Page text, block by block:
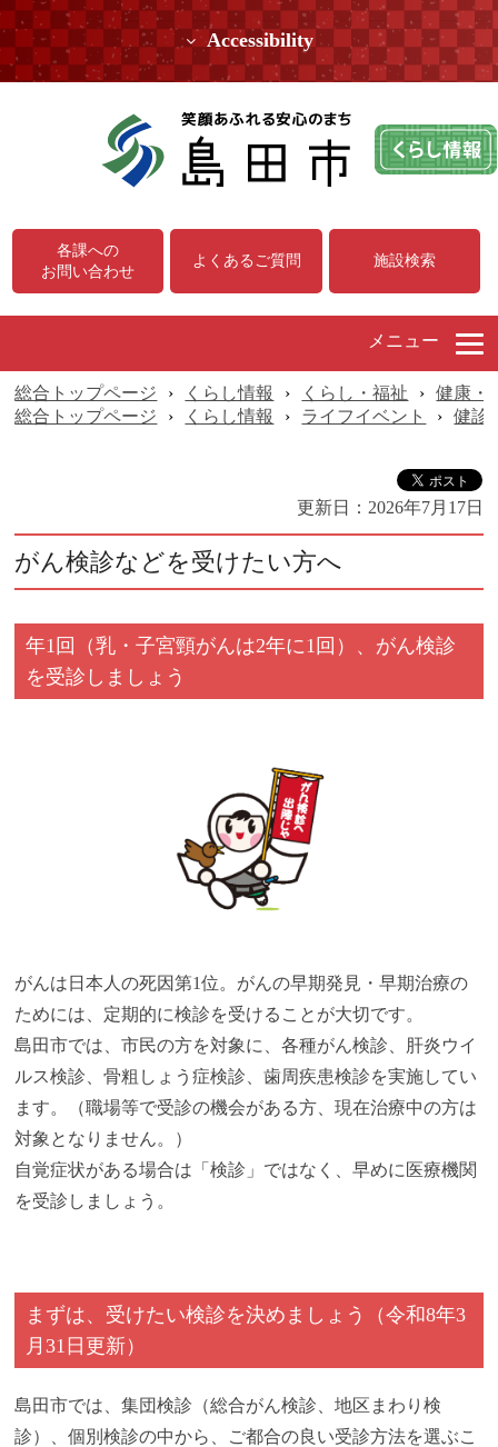
Accessibility
各課への
お問い合わせ
よくあるご質問 施設検索
メニュー
総合トップページ › くらし情報 › くらし・福祉 ›
健康・
総合トップページ
› くらし情報 › ライフイベント › 健診
更新日： 2026年7月17日
がん検診などを受けたい方へ
年1回（乳・子宮頸がんは2年に1回）、がん検診
を受診しましょう
がんは日本人の死因第1位。がんの早期発見・早期治療の
ためには、定期的に検診を受けることが大切です。
島田市では、市民の方を対象に、各種がん検診、肝炎ウイ
ルス検診、骨粗しょう症検診、歯周疾患検診を実施してい
ます。（職場等で受診の機会がある方、現在治療中の方は
対象となりません。）
自覚症状がある場合は「検診」ではなく、早めに医療機関
を受診しましょう。
まずは、受けたい検診を決めましょう（令和8年3
月31日更新）
島田市では、集団検診（総合がん検診、地区まわり検
診）、個別検診の中から、ご都合の良い受診方法を選ぶこ